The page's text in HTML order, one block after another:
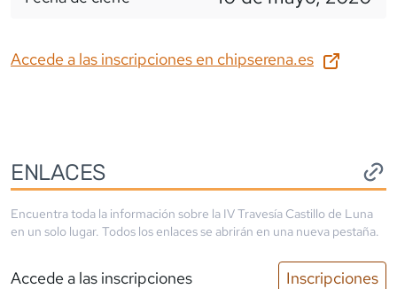
Accede a las inscripciones en chipserena.es
ENLACES
Encuentra toda la información sobre la IV Travesía Castillo de Luna
en un solo lugar. Todos los enlaces se abrirán en una nueva pestaña.
Accede a las inscripciones Inscripciones